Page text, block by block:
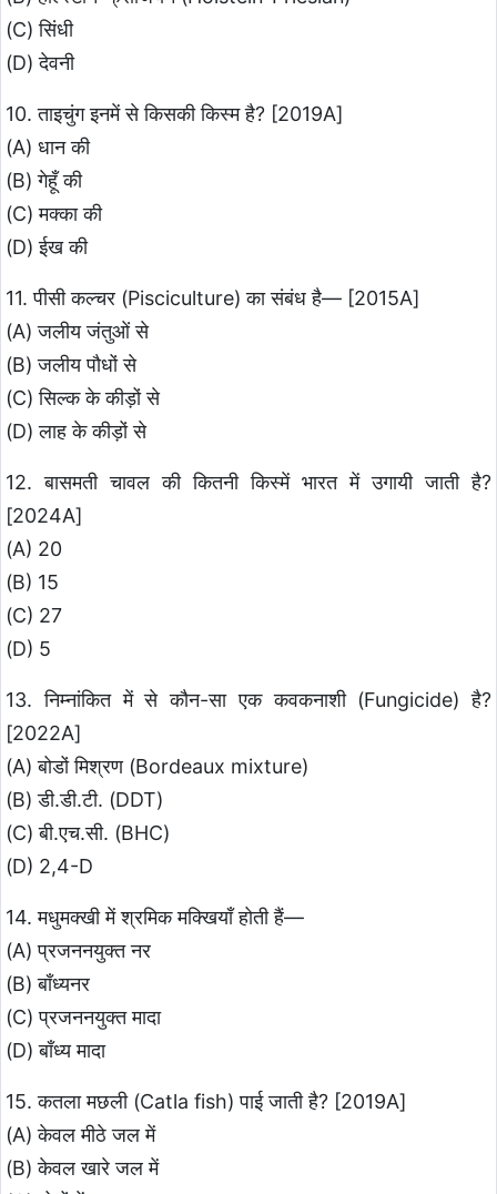
(C) सिंधी
(D) देवनी
10. ताइचुंग इनमें से किसकी किस्म है? [2019A]
(A) धान की
(B) गेहूँ की
(C) मक्का की
(D) ईख की
11. पीसी कल्चर (Pisciculture) का संबंध है— [2015A]
(A) जलीय जंतुओं से
(B) जलीय पौधों से
(C) सिल्क के कीड़ों से
(D) लाह के कीड़ों से
12. बासमती चावल की कितनी किस्में भारत में उगायी जाती है?
[2024A]
(A) 20
(B) 15
(C) 27
(D) 5
13. निम्नांकित में से कौन-सा एक कवकनाशी (Fungicide) है?
[2022A]
(A) बोडों मिश्रण (Bordeaux mixture)
(B) डी.डी.टी. (DDT)
(C) बी.एच.सी. (BHC)
(D) 2,4-D
14. मधुमक्खी में श्रमिक मक्खियाँ होती हैं—
(A) प्रजननयुक्त नर
(B) बाँध्यनर
(C) प्रजननयुक्त मादा
(D) बाँध्य मादा
15. कतला मछली (Catla fish) पाई जाती है? [2019A]
(A) केवल मीठे जल में
(B) केवल खारे जल में